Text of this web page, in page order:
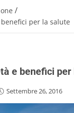
/
per la salute
e benefici
Settembre 26, 2016